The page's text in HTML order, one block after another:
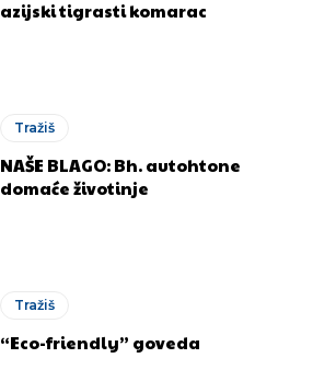
azijski tigrasti komarac
Tražiš
NAŠE BLAGO: Bh. autohtone
domaće životinje
Tražiš
“Eco-friendly” goveda